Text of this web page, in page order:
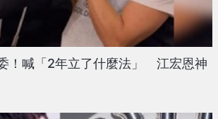
！喊「2年立了什麼法」 江宏恩神